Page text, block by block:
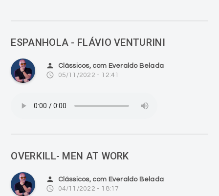
ESPANHOLA - FLÁVIO VENTURINI
person Clássicos, com Everaldo Belada
access_time 05/11/2022 - 12:41
OVERKILL- MEN AT WORK
person Clássicos, com Everaldo Belada
access_time 04/11/2022 - 18:17